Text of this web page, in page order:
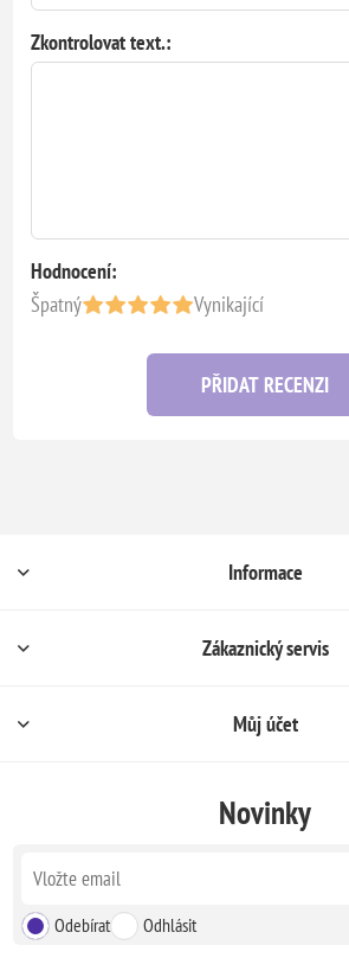
Zkontrolovat text.:
Hodnocení:
Špatný
Vynikající
PŘIDAT RECENZI
Informace
Zákaznický servis
Můj účet
Novinky
Odebírat Odhlásit